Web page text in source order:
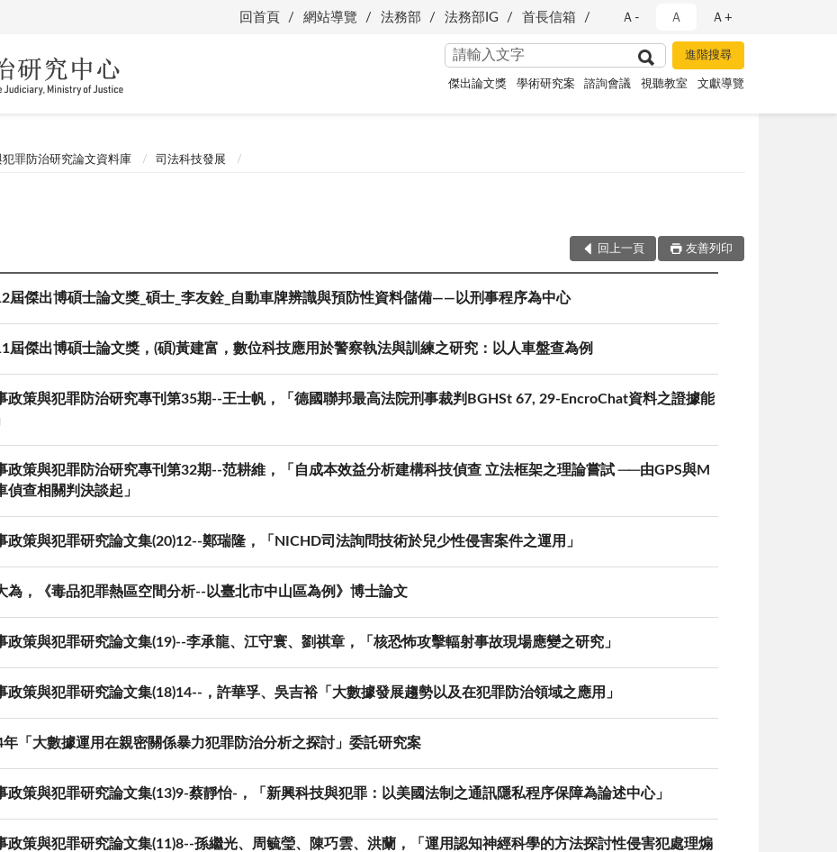
回首頁 網站導覽 法務部 法務部IG 首長信箱 Ａ- Ａ Ａ+
傑出論文獎 學術研究案 諮詢會議 視聽教室 文獻導覽
罪防治研究論文資料庫 司法科技發展
回上一頁 友善列印
屆傑出博碩士論文獎_碩士_李友銓_自動車牌辨識與預防性資料儲備——以刑事程序為中心
屆傑出博碩士論文獎，(碩)黃建富，數位科技應用於警察執法與訓練之研究：以人車盤查為例
政策與犯罪防治研究專刊第35期--王士帆，「德國聯邦最高法院刑事裁判BGHSt 67, 29-EncroChat資料之證據能
政策與犯罪防治研究專刊第32期--范耕維，「自成本效益分析建構科技偵查 立法框架之理論嘗試 ──由GPS與M
偵查相關判決談起」
政策與犯罪研究論文集(20)12--鄭瑞隆，「NICHD司法詢問技術於兒少性侵害案件之運用」
為，《毒品犯罪熱區空間分析--以臺北市中山區為例》博士論文
政策與犯罪研究論文集(19)--李承龍、江守寰、劉祺章，「核恐怖攻擊輻射事故現場應變之研究」
政策與犯罪研究論文集(18)14--，許華孚、吳吉裕「大數據發展趨勢以及在犯罪防治領域之應用」
年「大數據運用在親密關係暴力犯罪防治分析之探討」委託研究案
政策與犯罪研究論文集(13)9-蔡靜怡-，「新興科技與犯罪：以美國法制之通訊隱私程序保障為論述中心」
政策與犯罪研究論文集(11)8--孫繼光、周毓瑩、陳巧雲、洪蘭，「運用認知神經科學的方法探討性侵害犯處理煽